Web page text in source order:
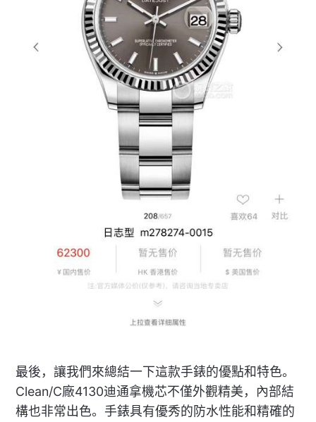
最後，讓我們來總結一下這款手錶的優點和特色。
Clean/C廠4130迪通拿機芯不僅外觀精美，內部結
構也非常出色。手錶具有優秀的防水性能和精確的